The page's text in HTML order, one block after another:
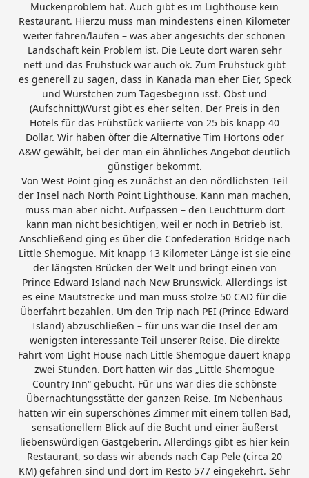
Mückenproblem hat. Auch gibt es im Lighthouse kein
Restaurant. Hierzu muss man mindestens einen Kilometer
weiter fahren/laufen – was aber angesichts der schönen
Landschaft kein Problem ist. Die Leute dort waren sehr
nett und das Frühstück war auch ok. Zum Frühstück gibt
es generell zu sagen, dass in Kanada man eher Eier, Speck
und Würstchen zum Tagesbeginn isst. Obst und
(Aufschnitt)Wurst gibt es eher selten. Der Preis in den
Hotels für das Frühstück variierte von 25 bis knapp 40
Dollar. Wir haben öfter die Alternative Tim Hortons oder
A&W gewählt, bei der man ein ähnliches Angebot deutlich
günstiger bekommt.
Von West Point ging es zunächst an den nördlichsten Teil
der Insel nach North Point Lighthouse. Kann man machen,
muss man aber nicht. Aufpassen – den Leuchtturm dort
kann man nicht besichtigen, weil er noch in Betrieb ist.
Anschließend ging es über die Confederation Bridge nach
Little Shemogue. Mit knapp 13 Kilometer Länge ist sie eine
der längsten Brücken der Welt und bringt einen von
Prince Edward Island nach New Brunswick. Allerdings ist
es eine Mautstrecke und man muss stolze 50 CAD für die
Überfahrt bezahlen. Um den Trip nach PEI (Prince Edward
Island) abzuschließen – für uns war die Insel der am
wenigsten interessante Teil unserer Reise. Die direkte
Fahrt vom Light House nach Little Shemogue dauert knapp
zwei Stunden. Dort hatten wir das „Little Shemogue
Country Inn“ gebucht. Für uns war dies die schönste
Übernachtungsstätte der ganzen Reise. Im Nebenhaus
hatten wir ein superschönes Zimmer mit einem tollen Bad,
sensationellem Blick auf die Bucht und einer äußerst
liebenswürdigen Gastgeberin. Allerdings gibt es hier kein
Restaurant, so dass wir abends nach Cap Pele (circa 20
KM) gefahren sind und dort im Resto 577 eingekehrt. Sehr